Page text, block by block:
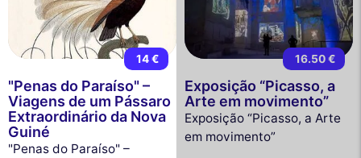
14 €
"Penas do Paraíso" –
Viagens de um Pássaro
Extraordinário da Nova
Guiné
"Penas do Paraíso" –
16.50 €
Exposição “Picasso, a
Arte em movimento”
Exposição “Picasso, a Arte
em movimento”